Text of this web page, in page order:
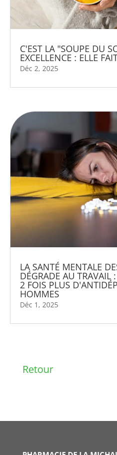
C'EST LA "SOUPE DU
EXCELLENCE : ELLE
Déc 2, 2025
LA SANTÉ MENTALE
DÉGRADE AU TRAVAIL
2 FOIS PLUS
HOMMES
Déc 1, 2025
Retour